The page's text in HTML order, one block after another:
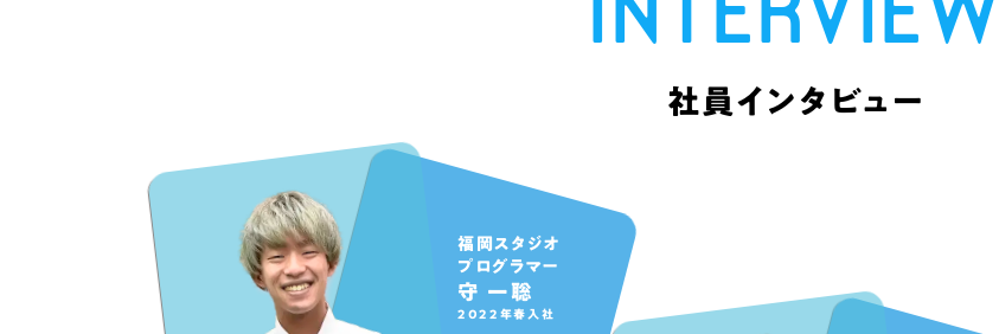
INTERVIEW
社員インタビュー
福岡スタジオ
プログラマー
守 一聡
2022年春入社